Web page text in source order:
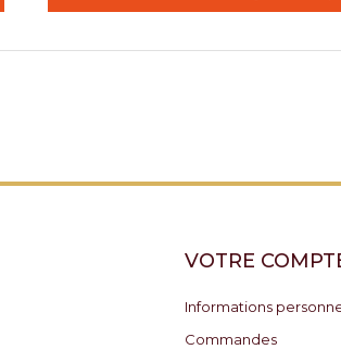
VOTRE
Informations
Commandes